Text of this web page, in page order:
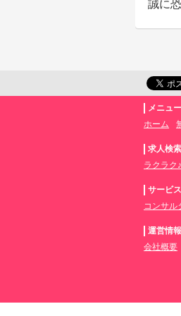
誠に
メニュー
ホーム
求人検索
ラクラク
サービ
コンサル
運営情報
会社概要